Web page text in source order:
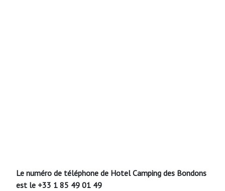
Le numéro de téléphone de Hotel Camping des Bondons
est le +33 1 85 49 01 49